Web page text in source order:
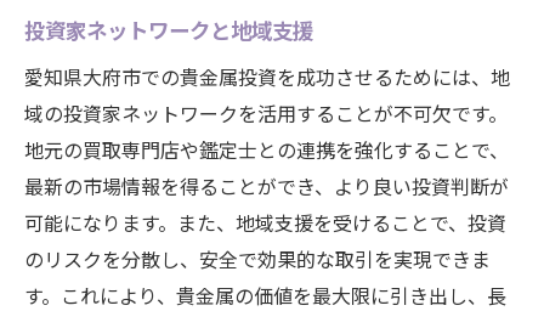
投資家ネットワークと地域支援
愛知県大府市での貴金属投資を成功させるためには、地
域の投資家ネットワークを活用することが不可欠です。
地元の買取専門店や鑑定士との連携を強化することで、
最新の市場情報を得ることができ、より良い投資判断が
可能になります。また、地域支援を受けることで、投資
のリスクを分散し、安全で効果的な取引を実現できま
す。これにより、貴金属の価値を最大限に引き出し、長